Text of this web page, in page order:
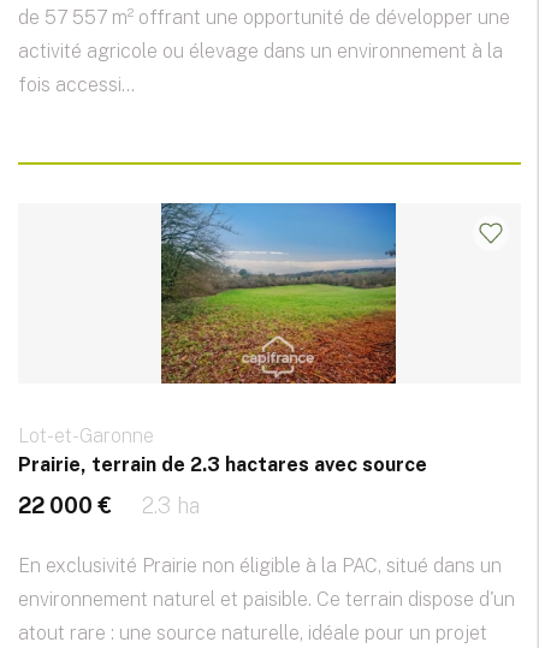
de 57 557 m² offrant une opportunité de développer une
activité agricole ou élevage dans un environnement à la
fois accessi...
Lot-et-Garonne
Prairie, terrain de 2.3 hactares avec source
22 000 € 2.3 ha
En exclusivité Prairie non éligible à la PAC, situé dans un
environnement naturel et paisible. Ce terrain dispose d'un
atout rare : une source naturelle, idéale pour un projet